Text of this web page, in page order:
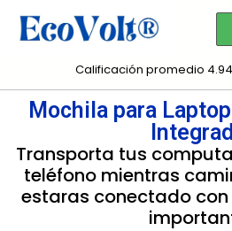
Calificación promedio
Mochila para
Transporta tus
teléfono mientras
estaras conectado